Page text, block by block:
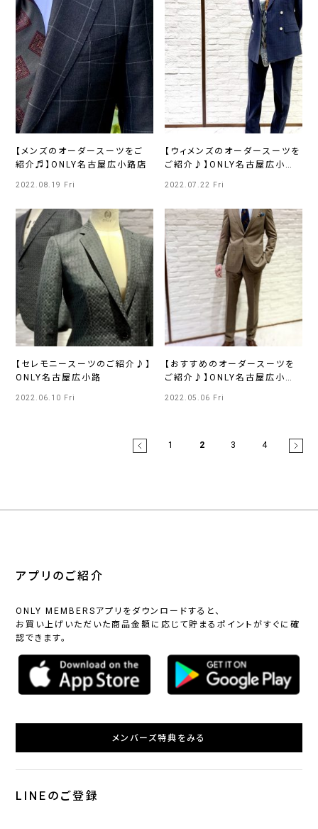
【メンズのオーダースーツをご
紹介♬】ONLY名古屋広小路店
2022.08.19 Fri
【ウィメンズのオーダースーツを
ご紹介♪】ONLY名古屋広小路
2022.07.22 Fri
【セレモニースーツのご紹介♪】
ONLY名古屋広小路
2022.06.10 Fri
【おすすめのオーダースーツを
ご紹介♪】ONLY名古屋広小路
2022.05.06 Fri
1 2 3 4
アプリのご紹介
ONLY MEMBERSアプリをダウンロードすると、
お買い上げいただいた商品金額に応じて貯まるポイントがすぐに確
認できます。
メンバーズ特典をみる
LINEのご登録